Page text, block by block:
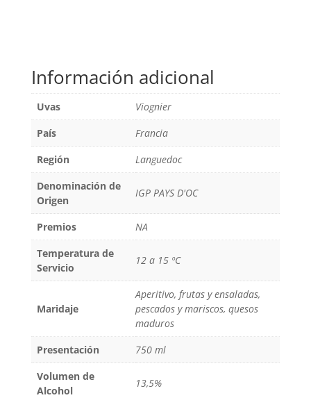
Información adicional
Uvas
Viognier
País
Francia
Región
Languedoc
Denominación de
Origen
IGP PAYS D'OC
Premios
NA
Temperatura de
Servicio
12 a 15 ºC
Maridaje
Aperitivo, frutas y ensaladas,
pescados y mariscos, quesos
maduros
Presentación
750 ml
Volumen de
Alcohol
13,5%